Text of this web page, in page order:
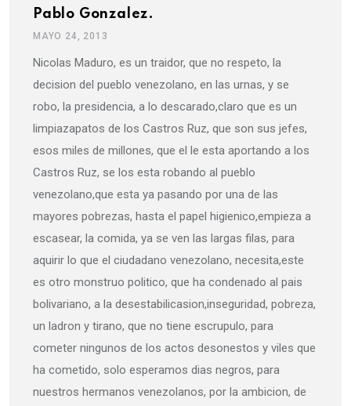
Pablo Gonzalez.
MAYO 24, 2013
Nicolas Maduro, es un traidor, que no respeto, la
decision del pueblo venezolano, en las urnas, y se
robo, la presidencia, a lo descarado,claro que es un
limpiazapatos de los Castros Ruz, que son sus jefes,
esos miles de millones, que el le esta aportando a los
Castros Ruz, se los esta robando al pueblo
venezolano,que esta ya pasando por una de las
mayores pobrezas, hasta el papel higienico,empieza a
escasear, la comida, ya se ven las largas filas, para
aquirir lo que el ciudadano venezolano, necesita,este
es otro monstruo politico, que ha condenado al pais
bolivariano, a la desestabilicasion,inseguridad, pobreza,
un ladron y tirano, que no tiene escrupulo, para
cometer ningunos de los actos desonestos y viles que
ha cometido, solo esperamos dias negros, para
nuestros hermanos venezolanos, por la ambicion, de